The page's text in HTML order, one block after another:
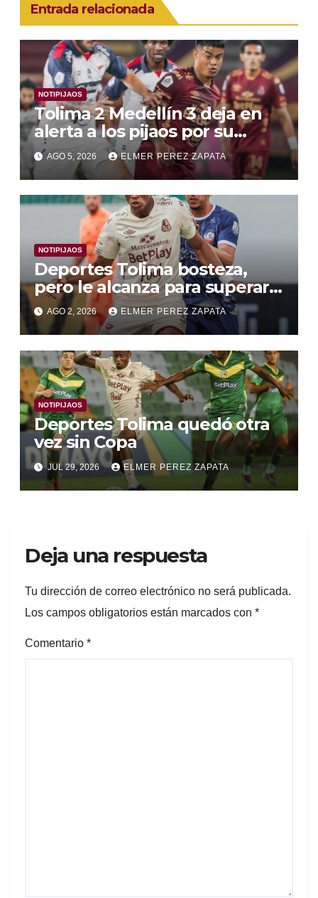
Entrada relacionada
NOTIPIJAOS
Tolima 2 Medellín 3 deja en
alerta a los pijaos por su
fútbol irregular
AGO 5, 2026 ELMER PEREZ ZAPATA
NOTIPIJAOS
Deportes Tolima bosteza,
pero le alcanza para superar a
Alianza Valledupar 2 A 1
AGO 2, 2026 ELMER PEREZ ZAPATA
NOTIPIJAOS
Deportes Tolima quedó otra
vez sin Copa
JUL 29, 2026 ELMER PEREZ ZAPATA
Deja una respuesta
Tu dirección de correo electrónico no será publicada.
Los campos obligatorios están marcados con *
Comentario *